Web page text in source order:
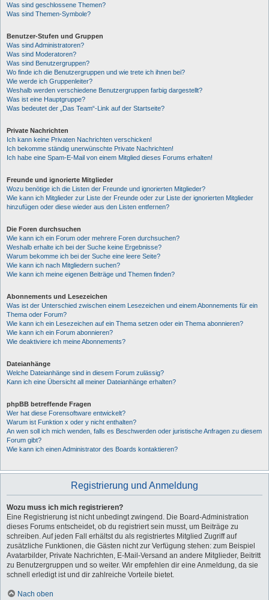
Was sind geschlossene Themen?
Was sind Themen-Symbole?
Benutzer-Stufen und Gruppen
Was sind Administratoren?
Was sind Moderatoren?
Was sind Benutzergruppen?
Wo finde ich die Benutzergruppen und wie trete ich ihnen bei?
Wie werde ich Gruppenleiter?
Weshalb werden verschiedene Benutzergruppen farbig dargestellt?
Was ist eine Hauptgruppe?
Was bedeutet der „Das Team“-Link auf der Startseite?
Private Nachrichten
Ich kann keine Privaten Nachrichten verschicken!
Ich bekomme ständig unerwünschte Private Nachrichten!
Ich habe eine Spam-E-Mail von einem Mitglied dieses Forums erhalten!
Freunde und ignorierte Mitglieder
Wozu benötige ich die Listen der Freunde und ignorierten Mitglieder?
Wie kann ich Mitglieder zur Liste der Freunde oder zur Liste der ignorierten Mitglieder
hinzufügen oder diese wieder aus den Listen entfernen?
Die Foren durchsuchen
Wie kann ich ein Forum oder mehrere Foren durchsuchen?
Weshalb erhalte ich bei der Suche keine Ergebnisse?
Warum bekomme ich bei der Suche eine leere Seite?
Wie kann ich nach Mitgliedern suchen?
Wie kann ich meine eigenen Beiträge und Themen finden?
Abonnements und Lesezeichen
Was ist der Unterschied zwischen einem Lesezeichen und einem Abonnements für ein
Thema oder Forum?
Wie kann ich ein Lesezeichen auf ein Thema setzen oder ein Thema abonnieren?
Wie kann ich ein Forum abonnieren?
Wie deaktiviere ich meine Abonnements?
Dateianhänge
Welche Dateianhänge sind in diesem Forum zulässig?
Kann ich eine Übersicht all meiner Dateianhänge erhalten?
phpBB betreffende Fragen
Wer hat diese Forensoftware entwickelt?
Warum ist Funktion x oder y nicht enthalten?
An wen soll ich mich wenden, falls es Beschwerden oder juristische Anfragen zu diesem
Forum gibt?
Wie kann ich einen Administrator des Boards kontaktieren?
Registrierung und Anmeldung
Wozu muss ich mich registrieren?
Eine Registrierung ist nicht unbedingt zwingend. Die Board-Administration
dieses Forums entscheidet, ob du registriert sein musst, um Beiträge zu
schreiben. Auf jeden Fall erhältst du als registriertes Mitglied Zugriff auf
zusätzliche Funktionen, die Gästen nicht zur Verfügung stehen: zum Beispiel
Avatarbilder, Private Nachrichten, E-Mail-Versand an andere Mitglieder, Beitritt
zu Benutzergruppen und so weiter. Wir empfehlen dir eine Anmeldung, da sie
schnell erledigt ist und dir zahlreiche Vorteile bietet.
Nach oben